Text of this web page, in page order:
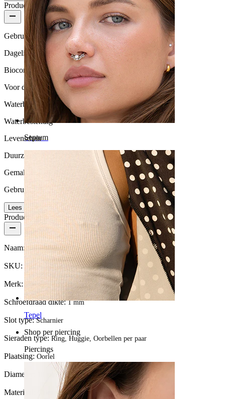
Septum
Tepel
Shop per piercing
Piercings
Productkwaliteit
Gebruikshoeveelheid
Dagelijks gebruik
Biocompatibiliteit
Voor de meeste huidtypes
Waterbestendigheid
Waterbestendig
Levensduur
Duurzaam
Gemak van gebruik
Gebruikersvriendelijk
Lees meer
Productdetails
Naam: Paar ringen met bedeltje met hartvormige steen
SKU:
Merk: Bodymod Trend
Schroefdraad dikte:1 mm
Slot type:Scharnier
Sieraden type: Ring, Huggie, Oorbellen per paar
Plaatsing: Oorlel
Diameter: 10 mm
Materiaal: Chirurgisch staal